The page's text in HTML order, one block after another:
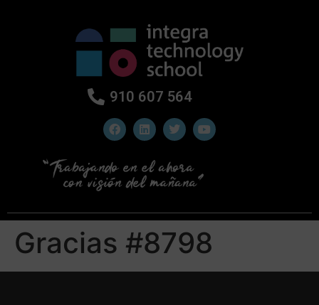
910 607 564
Gracias #8798